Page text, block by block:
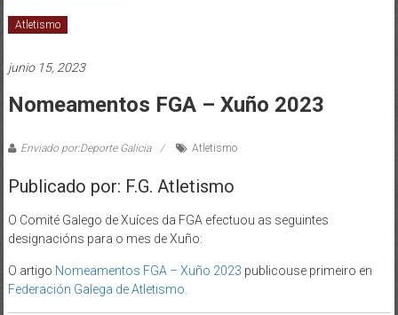
Atletismo
junio 15, 2023
Nomeamentos FGA – Xuño 2023
Enviado por:Deporte Galicia Atletismo
Publicado por: F.G. Atletismo
O Comité Galego de Xuíces da FGA efectuou as seguintes
designacións para o mes de Xuño:
O artigo Nomeamentos FGA – Xuño 2023 publicouse primeiro en
Federación Galega de Atletismo.